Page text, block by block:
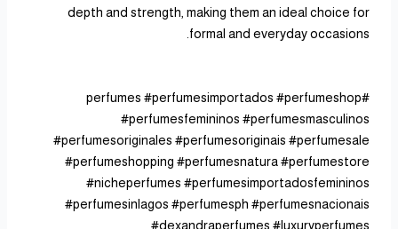
depth and strength, making them an ideal choice for
formal and everyday occasions.
#perfumes #perfumesimportados #perfumeshop
#perfumesfemininos #perfumesmasculinos
#perfumesoriginales #perfumesoriginais #perfumesale
#perfumeshopping #perfumesnatura #perfumestore
#nicheperfumes #perfumesimportadosfemininos
#perfumesinlagos #perfumesph #perfumesnacionais
#dexandraperfumes #luxuryperfumes